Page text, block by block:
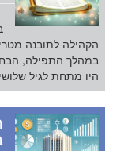
הקהילה לתובנה
במהלך התפילה,
היו מתחת לגיל